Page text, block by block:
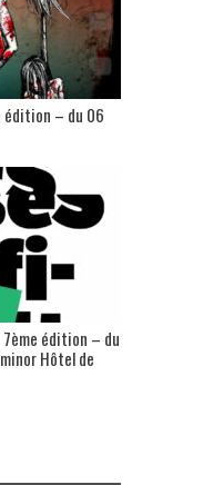
édition – du 06
édition – du
Hôtel de